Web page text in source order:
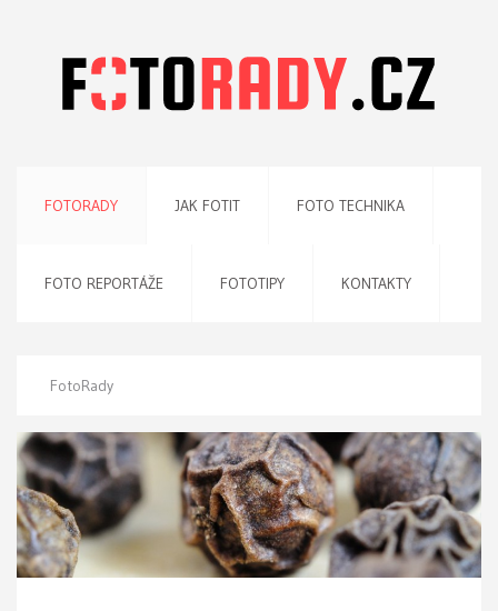
FOTORADY JAK FOTIT FOTO TECHNIKA
FOTO REPORTÁŽE FOTOTIPY KONTAKTY
FotoRady